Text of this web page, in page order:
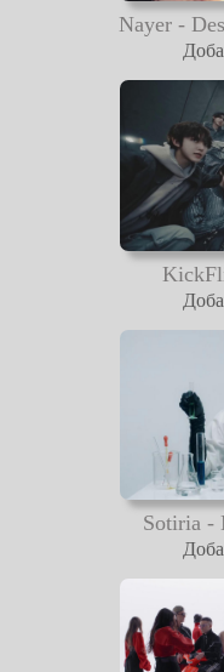
Nayer -
Sotiria -